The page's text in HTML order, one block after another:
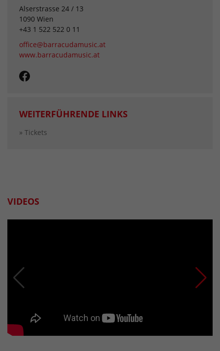
Alserstrasse 24 / 13
1090 Wien
+43 1 522 522 0 11
office@barracudamusic.at
www.barracudamusic.at
WEITERFÜHRENDE LINKS
» Tickets
VIDEOS